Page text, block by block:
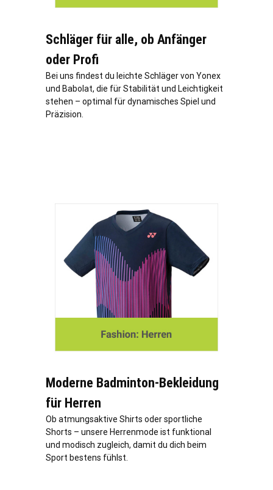
Schläger für alle, ob Anfänger
oder Profi
Bei uns findest du leichte Schläger von Yonex
und Babolat, die für Stabilität und Leichtigkeit
stehen – optimal für dynamisches Spiel und
Präzision.
Moderne Badminton-Bekleidung
für Herren
Ob atmungsaktive Shirts oder sportliche
Shorts – unsere Herrenmode ist funktional
und modisch zugleich, damit du dich beim
Sport bestens fühlst.